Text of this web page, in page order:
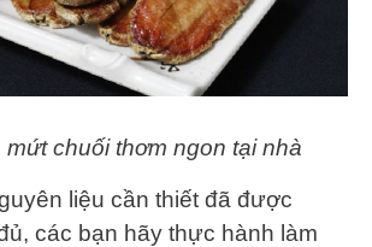
mứt chuối thơm ngon tại nhà
liệu cần thiết đã được
các bạn hãy thực hành làm